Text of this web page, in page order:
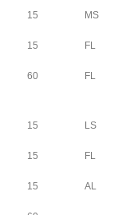
15 MS
15 FL
60 FL
15 LS
15 FL
15 AL